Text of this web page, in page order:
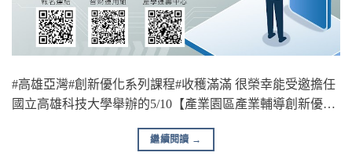
#高雄亞灣#創新優化系列課程#收穫滿滿 很榮幸能受邀擔任
國立高雄科技大學舉辦的5/10【產業園區產業輔導創新優…
繼續閱讀 →